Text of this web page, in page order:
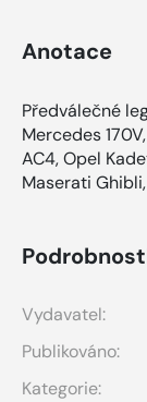
Anotace
Předválečné
Mercedes
AC4, Opel
Maserati
Vydavatel:
Publikováno:
Kategorie: